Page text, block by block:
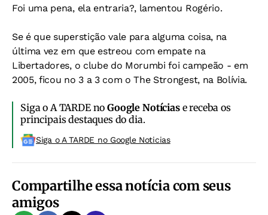
Foi uma pena, ela entraria?, lamentou Rogério.
Se é que superstição vale para alguma coisa, na
última vez em que estreou com empate na
Libertadores, o clube do Morumbi foi campeão - em
2005, ficou no 3 a 3 com o The Strongest, na Bolívia.
Siga o A TARDE noGoogle Notíciase receba os
principais destaques do dia.
Siga o A TARDE no Google Noticias
Compartilhe essa notícia com seus
amigos